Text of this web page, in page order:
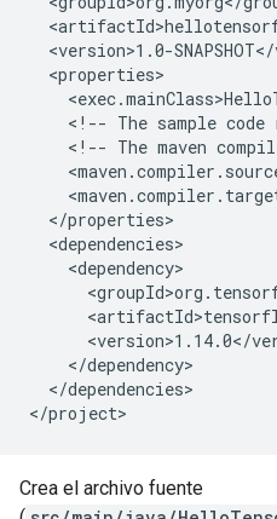
<!-- The sample code
<!-- The maven
</dependencies>
Crea el archivo fuente